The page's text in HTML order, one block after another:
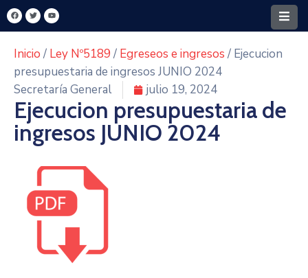
Home
Santa
Rita
Intendencia
FONACIDE
MECIP
Inicio/ Ley Nº5189/ Egreseos e ingresos/ Ejecucion
presupuestaria de ingresos JUNIO 2024
Secretaría General
julio 19, 2024
Ejecucion presupuestaria de
ingresos JUNIO 2024